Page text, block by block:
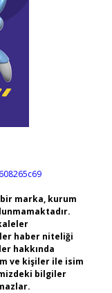
marka, kurum
haber niteliği
hakkında
ve kişiler ile isim
bilgiler